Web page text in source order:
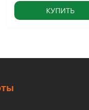
КУПИТЬ